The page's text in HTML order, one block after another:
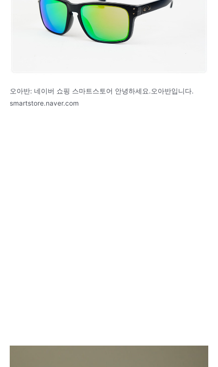
오아반: 네이버 쇼핑 스마트스토어 안녕하세요.오아반입니다.
smartstore.naver.com